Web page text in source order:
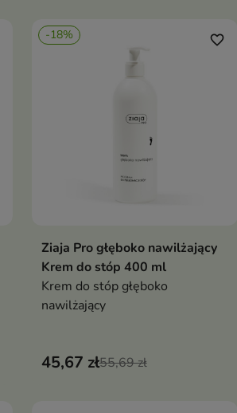
-18%
Dodaj do koszyka
favorite_border
Ziaja Pro głęboko nawilżający
Krem do stóp 400 ml
Krem do stóp głęboko
nawilżający
45,67 zł55,69 zł